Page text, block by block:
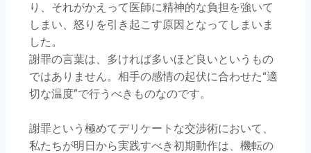
り、それがかえって医師に精神的な負担を強いて
しまい、怒りを引き起こす原因となってしまいま
した。
謝罪の言葉は、多ければ多いほど良いというもの
ではありません。相手の感情の起伏に合わせた“適
切な温度”で行うべきものなのです。
謝罪という極めてデリケートな交渉術において、
私たちが明日から実践すべき初期動作は、機転の